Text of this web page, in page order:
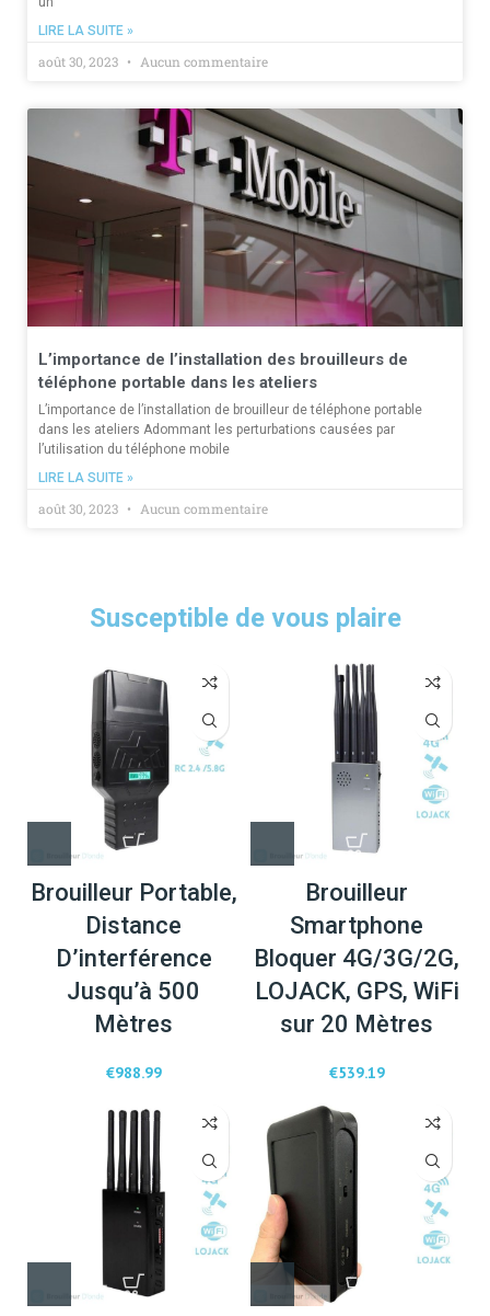
LIRE LA SUITE »
août 30, 2023 Aucun commentaire
L’importance de l’installation des brouilleurs de
téléphone portable dans les ateliers
L’importance de l’installation de brouilleur de téléphone portable
dans les ateliers Adommant les perturbations causées par
l’utilisation du téléphone mobile
LIRE LA SUITE »
août 30, 2023 Aucun commentaire
Susceptible de vous plaire
Brouilleur Portable,
Distance
D’interférence
Jusqu’à 500
Mètres
€988.99
Brouilleur
Smartphone
Bloquer 4G/3G/2G,
LOJACK, GPS, WiFi
sur 20 Mètres
€539.19